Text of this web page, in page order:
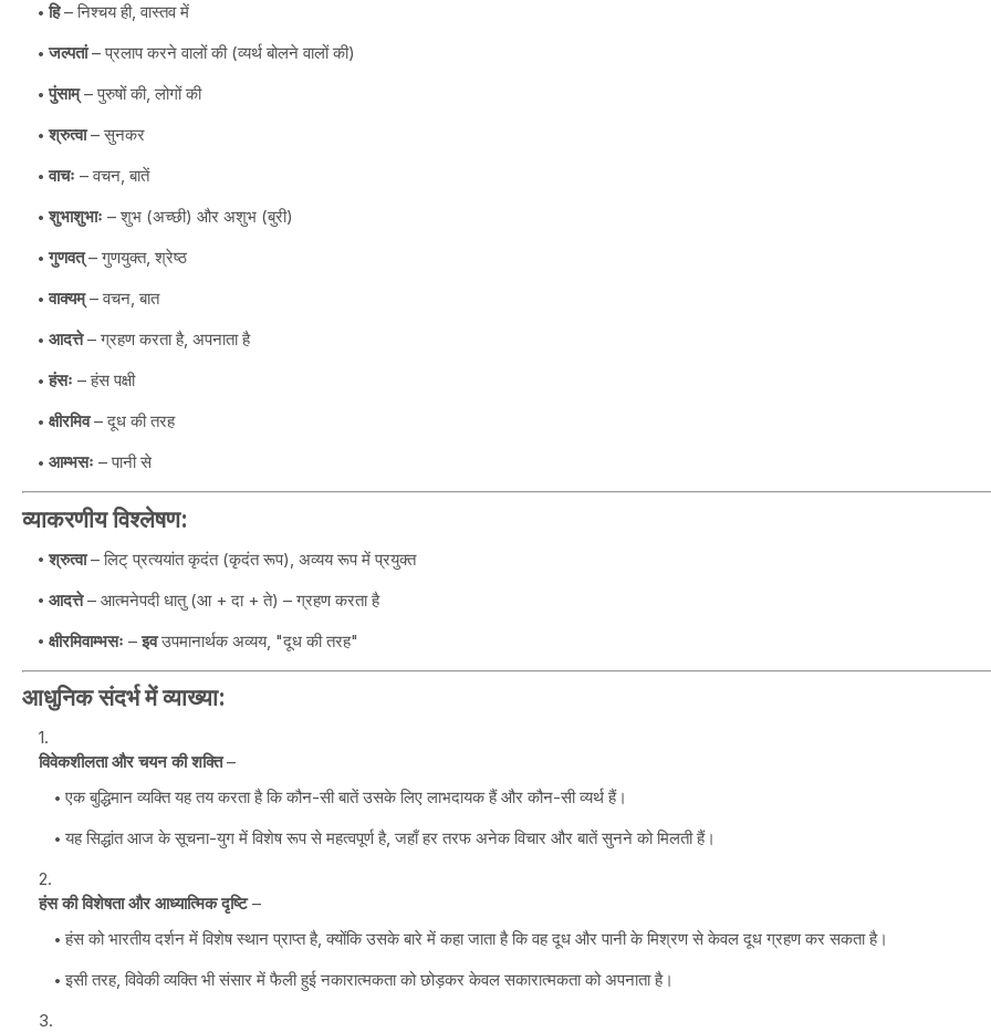
हि– निश्चय ही, वास्तव में
जल्पतां– प्रलाप करने वालों की (व्यर्थ बोलने वालों की)
पुंसाम्– पुरुषों की, लोगों की
श्रुत्वा– सुनकर
वाचः – वचन, बातें
शुभाशुभाः – शुभ (अच्छी) और अशुभ (बुरी)
गुणवत्– गुणयुक्त, श्रेष्ठ
वाक्यम्– वचन, बात
आदत्ते– ग्रहण करता है, अपनाता है
हंसः – हंस पक्षी
क्षीरमिव– दूध की तरह
आम्भसः – पानी से
व्याकरणीय विश्लेषण:
श्रुत्वा– लिट् प्रत्ययांत कृदंत (कृदंत रूप), अव्यय रूप में प्रयुक्त
आदत्ते– आत्मनेपदी धातु (आ + दा + ते) – ग्रहण करता है
क्षीरमिवाम्भसः –इवउपमानार्थक अव्यय, "दूध की तरह"
आधुनिक संदर्भ में व्याख्या:
विवेकशीलता और चयन की शक्ति–
एक बुद्धिमान व्यक्ति यह तय करता है कि कौन-सी बातें उसके लिए लाभदायक हैं और कौन-सी व्यर्थ हैं।
यह सिद्धांत आज के सूचना-युग में विशेष रूप से महत्वपूर्ण है, जहाँ हर तरफ अनेक विचार और बातें सुनने को मिलती हैं।
हंस की विशेषता और आध्यात्मिक दृष्टि–
हंस को भारतीय दर्शन में विशेष स्थान प्राप्त है, क्योंकि उसके बारे में कहा जाता है कि वह दूध और पानी के मिश्रण से केवल दूध ग्रहण कर सकता है।
इसी तरह, विवेकी व्यक्ति भी संसार में फैली हुई नकारात्मकता को छोड़कर केवल सकारात्मकता को अपनाता है।